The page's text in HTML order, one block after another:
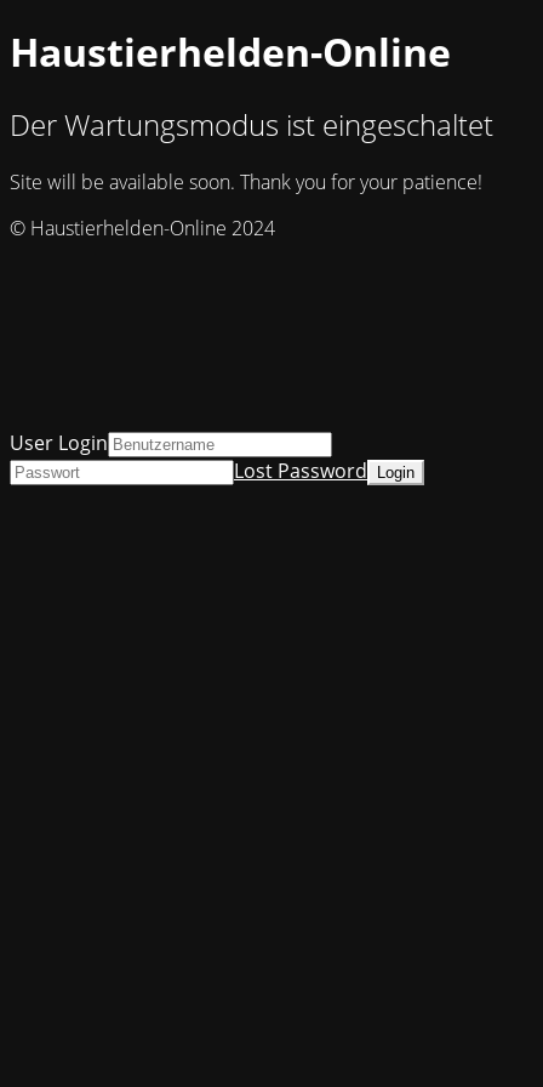
Haustierhelden-Online
Der Wartungsmodus ist eingeschaltet
Site will be available soon. Thank you for your patience!
© Haustierhelden-Online 2024
User Login
Lost Password